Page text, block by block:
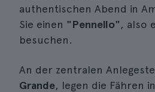
authentischen Abend in
Sie einen "Pennello", also
besuchen.
An der zentralen
Grande, legen die Fähren